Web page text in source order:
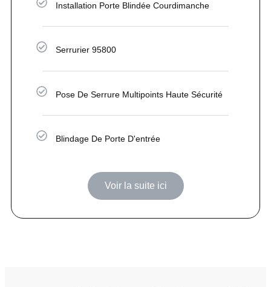
Installation Porte Blindée Courdimanche
Serrurier 95800
Pose De Serrure Multipoints Haute Sécurité
Blindage De Porte D'entrée
Voir la suite ici